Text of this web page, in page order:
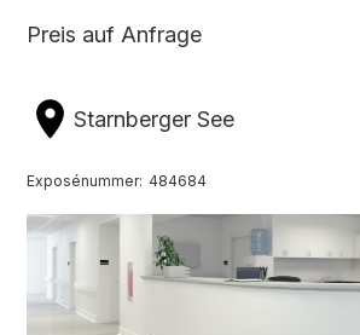
Preis auf Anfrage
Starnberger See
Exposénummer: 484684